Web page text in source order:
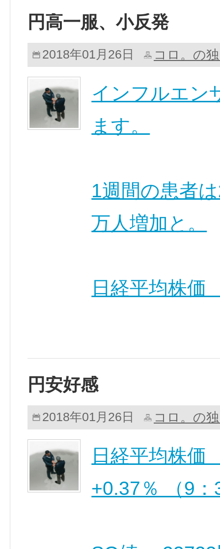
円高一服、小反発
2018年01月26日 コロ。の
インフルエン
ます。
1週間の患者
万人増加と。
日経平均
円安好感
2018年01月26日 コロ。の
日経平均株
+0.37％ （9